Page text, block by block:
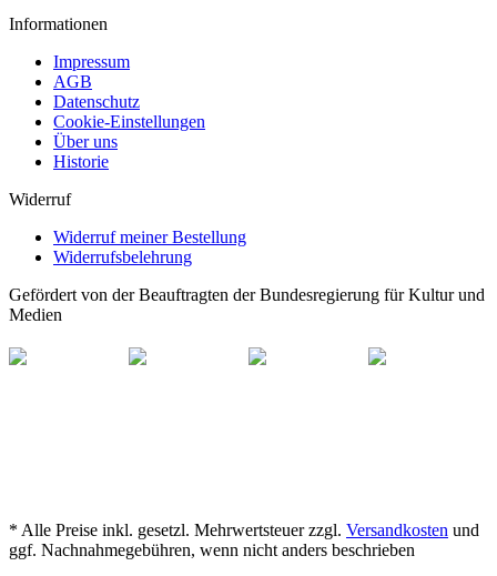
Informationen
Impressum
AGB
Datenschutz
Cookie-Einstellungen
Über uns
Historie
Widerruf
Widerruf meiner Bestellung
Widerrufsbelehrung
Gefördert von der Beauftragten der Bundesregierung für Kultur und
Medien
* Alle Preise inkl. gesetzl. Mehrwertsteuer zzgl. Versandkosten und
ggf. Nachnahmegebühren, wenn nicht anders beschrieben